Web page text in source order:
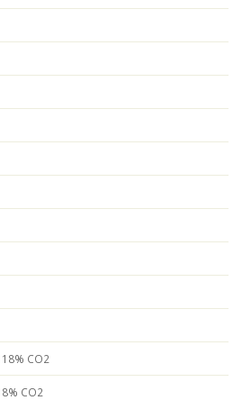
18% CO2
8% CO2